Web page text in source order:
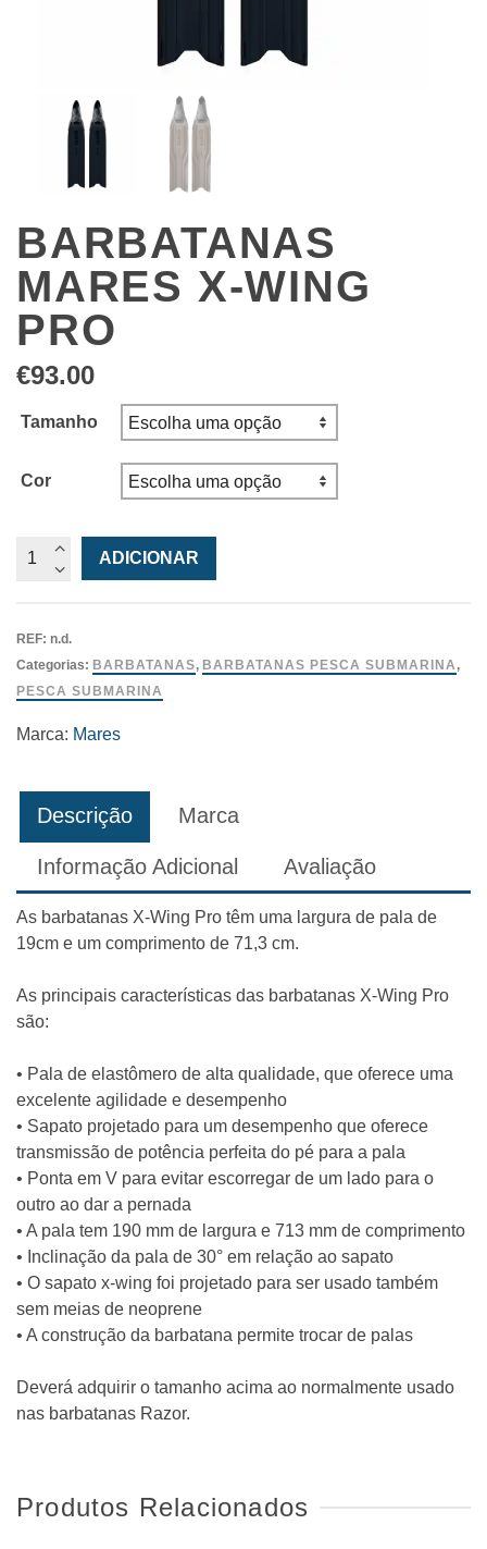
BARBATANAS
MARES X-WING
PRO
€93.00
Tamanho
Cor
Quantidade
Pro
ADICIONAR
REF: n.d.
Categorias: BARBATANAS, BARBATANAS PESCA SUBMARINA ,
PESCA SUBMARINA
Marca: Mares
Descrição Marca
Informação Adicional Avaliação
As barbatanas X-Wing Pro têm uma largura de pala de
19cm e um comprimento de 71,3 cm.
As principais características das barbatanas X-Wing Pro
são:
• Pala de elastômero de alta qualidade, que oferece uma
excelente agilidade e desempenho
• Sapato projetado para um desempenho que oferece
transmissão de potência perfeita do pé para a pala
• Ponta em V para evitar escorregar de um lado para o
outro ao dar a pernada
• A pala tem 190 mm de largura e 713 mm de comprimento
• Inclinação da pala de 30° em relação ao sapato
• O sapato x-wing foi projetado para ser usado também
sem meias de neoprene
• A construção da barbatana permite trocar de palas
Deverá adquirir o tamanho acima ao normalmente usado
nas barbatanas Razor.
Produtos Relacionados